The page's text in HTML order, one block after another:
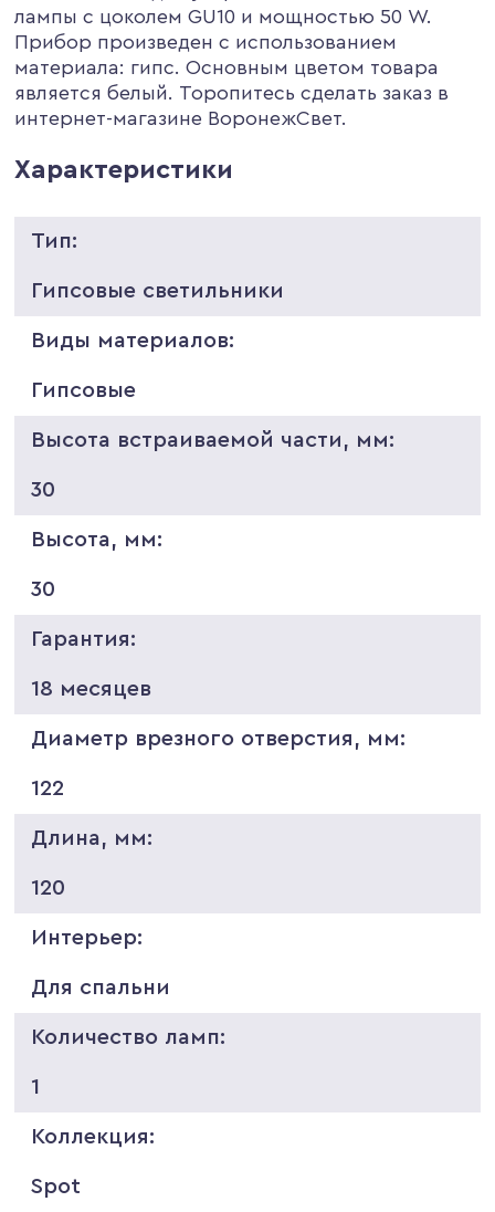
лампы с цоколем GU10 и мощностью 50 W.
Прибор произведен с использованием
материала: гипс. Основным цветом товара
является белый. Торопитесь сделать заказ в
интернет-магазине ВоронежСвет.
Характеристики
Тип:
Гипсовые светильники
Виды материалов:
Гипсовые
Высота встраиваемой части, мм:
30
Высота, мм:
30
Гарантия:
18 месяцев
Диаметр врезного отверстия, мм:
122
Длина, мм:
120
Интерьер:
Для спальни
Количество ламп:
1
Коллекция:
Spot